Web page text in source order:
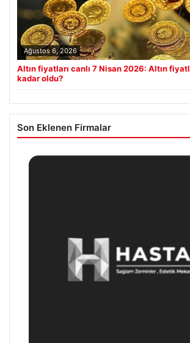
Ağustos 6, 2026
Altın fiyatları canlı 7 Nisan 2026: Altın
kadar oldu?
Son Eklenen Firmalar